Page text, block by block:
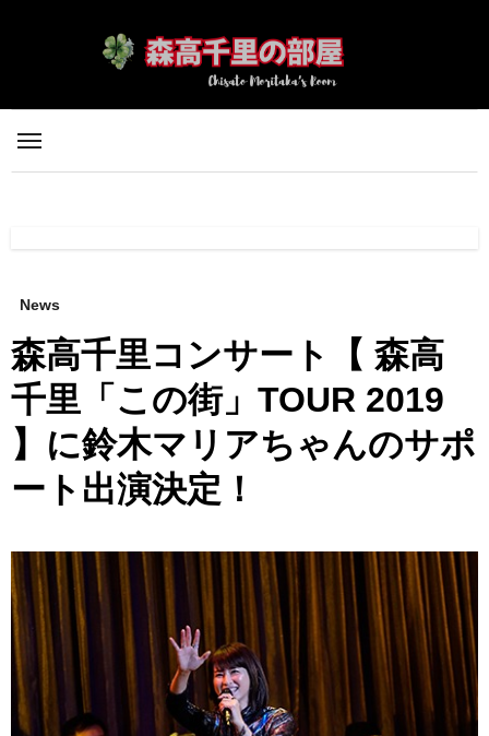
ス
News
森高千里コンサート【 森高
千里「この街」TOUR 2019
】に鈴木マリアちゃんのサポ
ート出演決定！